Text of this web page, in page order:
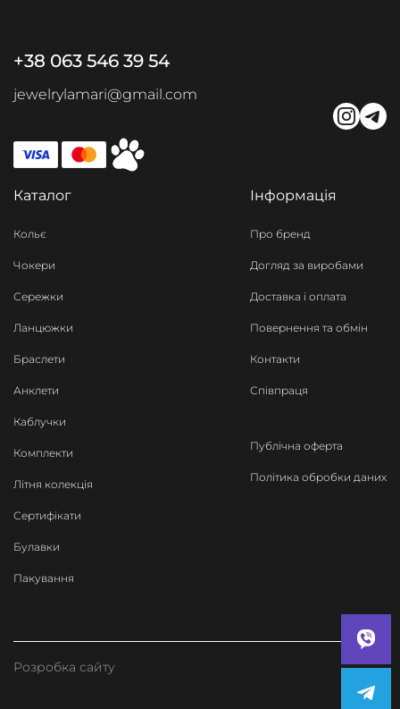
+38 063 546 39 54
jewelrylamari@gmail.com
Каталог
Кольє
Чокери
Сережки
Ланцюжки
Браслети
Анклети
Каблучки
Комплекти
Літня колекція
Сертифікати
Булавки
Пакування
Інформація
Про бренд
Догляд за виробами
Доставка і оплата
Повернення та обмін
Контакти
Співпраця
Публічна оферта
Політика обробки даних
Розробка сайту